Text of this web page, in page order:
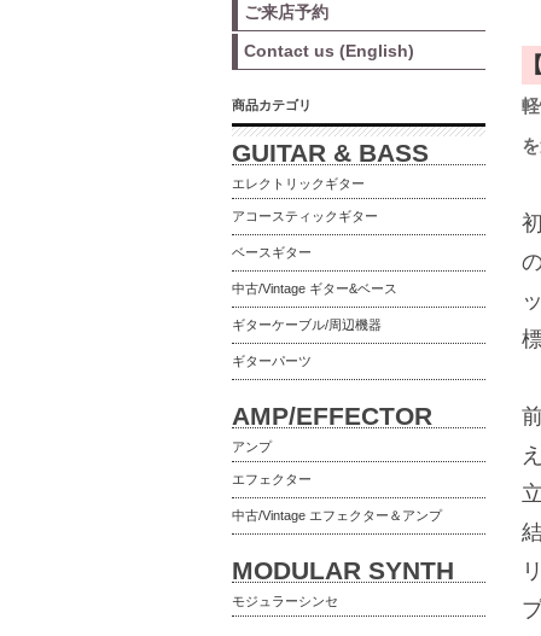
ご来店予約
Contact us (English)
商品カテゴリ
GUITAR & BASS
エレクトリックギター
アコースティックギター
ベースギター
中古/Vintage ギター&ベース
ギターケーブル/周辺機器
ギターパーツ
AMP/EFFECTOR
アンプ
エフェクター
中古/Vintage エフェクター＆アンプ
MODULAR SYNTH
モジュラーシンセ